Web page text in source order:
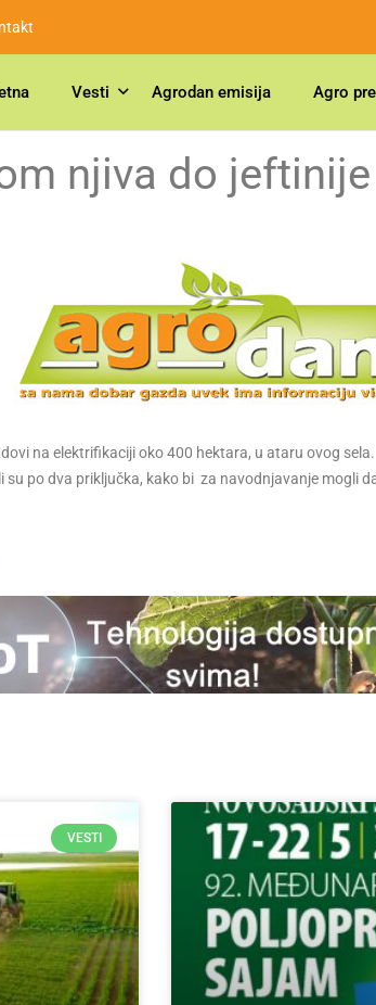
Vesti Agrodan emisija Agro
njiva do
na elektrifikaciji oko 400 hektara, u ataru ovog sela.
su po dva priključka, kako bi za navodnjavanje mogli
VESTI